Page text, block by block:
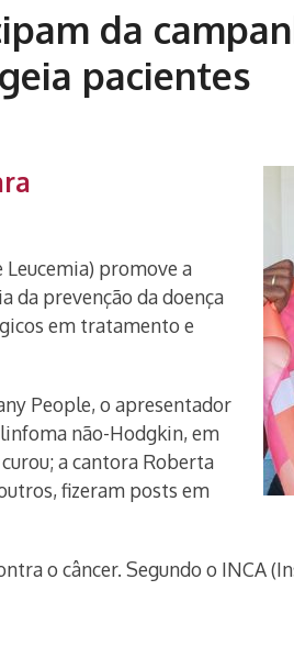
da
pacientes
Leucemia) promove a
da prevenção da doença
em tratamento e
People, o apresentador
não-Hodgkin, em
a cantora Roberta
fizeram posts em
o câncer. Segundo o INCA